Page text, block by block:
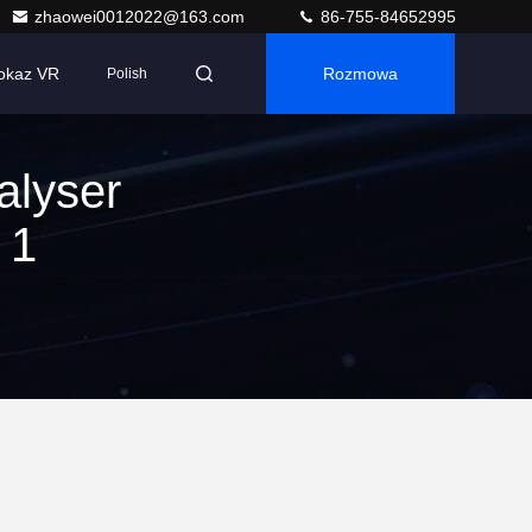
zhaowei0012022@163.com 86-755-84652995
VR Polish Rozmowa